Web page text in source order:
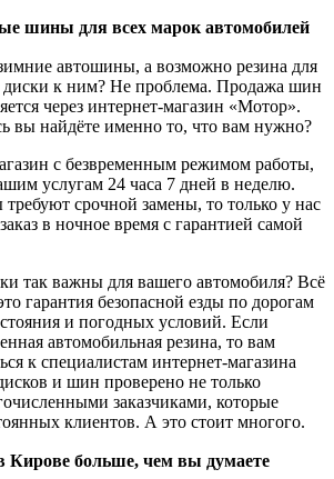
шины для всех марок автомобилей
автошины, а возможно резина для
к ним? Не проблема. Продажа шин
через интернет-магазин «Мотор».
вы найдёте именно то, что вам нужно?
с безвременным режимом работы,
услугам 24 часа 7 дней в неделю.
срочной замены, то только у нас
в ночное время с гарантией самой
так важны для вашего автомобиля? Всё
гарантия безопасной езды по дорогам
и погодных условий. Если
автомобильная резина, то вам
к специалистам интернет-магазина
и шин проверено не только
заказчиками, которые
клиентов. А это стоит многого.
Кирове больше, чем вы думаете